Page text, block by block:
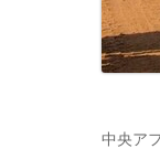
中央ア